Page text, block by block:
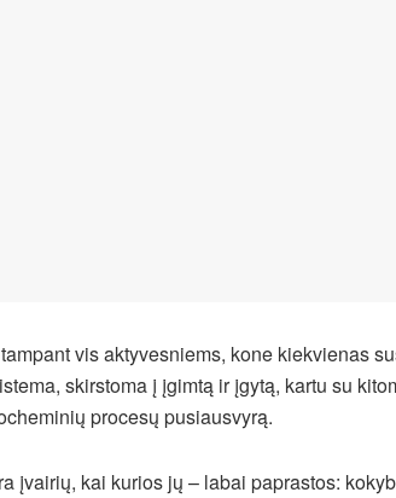
vis aktyvesniems, kone kiekvienas
skirstoma į įgimtą ir įgytą, kartu su
procesų pusiausvyrą.
įvairių, kai kurios jų – labai paprastos: